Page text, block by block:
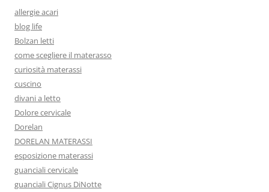
allergie acari
blog life
Bolzan letti
come scegliere il materasso
curiosità materassi
cuscino
divani a letto
Dolore cervicale
Dorelan
DORELAN MATERASSI
esposizione materassi
guanciali cervicale
guanciali Cignus DiNotte